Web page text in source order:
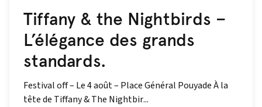
Tiffany & the Nightbirds –
L’élégance des grands
standards.
Festival off – Le 4 août – Place Général Pouyade À la
tête de Tiffany & The Nightbir...